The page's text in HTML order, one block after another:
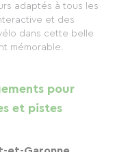
adaptés à tous les
et des
dans cette belle
mémorable.
pour
et pistes